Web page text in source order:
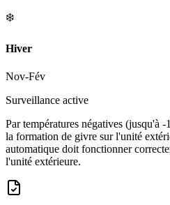
❄️
Hiver
Nov-Fév
Surveillance active
Par températures négatives (jusqu'à
la formation de givre sur l'unité
automatique doit fonctionner
l'unité extérieure.